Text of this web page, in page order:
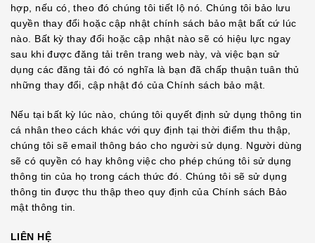
hợp, nếu có, theo đó chúng tôi tiết lộ nó. Chúng tôi bảo lưu
quyền thay đổi hoặc cập nhật chính sách bảo mật bất cứ lúc
nào. Bất kỳ thay đổi hoặc cập nhật nào sẽ có hiệu lực ngay
sau khi được đăng tải trên trang web này, và việc bạn sử
dụng các đăng tải đó có nghĩa là bạn đã chấp thuận tuân thủ
những thay đổi, cập nhật đó của Chính sách bảo mật.
Nếu tại bất kỳ lúc nào, chúng tôi quyết định sử dụng thông tin
cá nhân theo cách khác với quy định tại thời điểm thu thập,
chúng tôi sẽ email thông báo cho người sử dụng. Người dùng
sẽ có quyền có hay không việc cho phép chúng tôi sử dụng
thông tin của họ trong cách thức đó. Chúng tôi sẽ sử dụng
thông tin được thu thập theo quy định của Chính sách Bảo
mật thông tin.
LIÊN HỆ